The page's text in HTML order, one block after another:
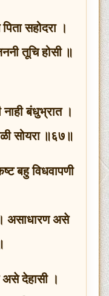
सहोदरा ।
तूचि होसी ॥
बंधुभ्रात ।
सोयरा ॥६७॥
बहु विधवापणी
असाधारण असे
देहासी ।